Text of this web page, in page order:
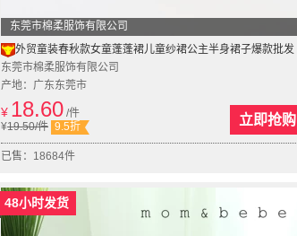
东莞市棉柔服饰有限公司
外贸童装春秋款女童蓬蓬裙儿童纱裙公主半身裙子爆款批发
东莞市棉柔服饰有限公司
产地：广东东莞市
¥ 18.60 /件
¥19.50/件 9.5折 立即抢购
已售：18684件
48小时发货